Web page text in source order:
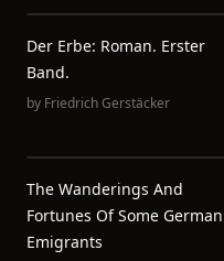
Der Erbe: Roman. Erster
Band.
by Friedrich Gerstäcker
The Wanderings And
Fortunes Of Some German
Emigrants